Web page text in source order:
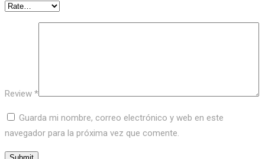
Review *
Guarda mi nombre, correo electrónico y web en este
navegador para la próxima vez que comente.